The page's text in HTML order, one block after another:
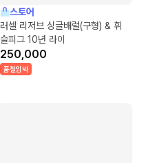
스토어
러셀 리저브 싱글배럴(구형) & 휘
슬피그 10년 라이
250,000
품절임박